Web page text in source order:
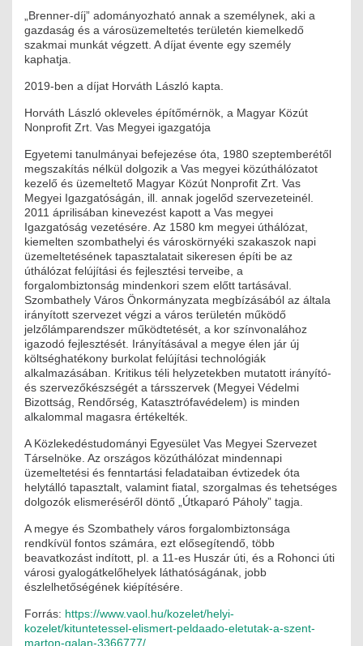
ELEKTROTECHNIKAI
ÉPÜLETGÉPÉSZETI
GEODÉZIAI ÉS GEOINFORMATIKAI
KÖRNYEZETVÉDELMI
KÖZLEKEDÉSI
TARTÓSZERKEZETI
VÍZÉPÍTÉSI ÉS VÍZGAZDÁLKODÁSI
HÍRKÖZLÉSI ÉS INFORMATIKAI
HÍREK
KÉPZÉSEK
TOVÁBBKÉPZÉSI KÖTELEZETTSÉGEK
JOGI KÖTELEZETTSÉGEK
SZAKMAI KÖTELEZETTSÉGEK
MÉRNÖKI VÁLLALKOZÁSOK
SZEMÉLYES PORTFÓLIÓK
KAPCSOLAT
„Brenner-díj” adományozható annak a személynek, aki a
gazdaság és a városüzemeltetés területén kiemelkedő
szakmai munkát végzett. A díjat évente egy személy
kaphatja.
2019-ben a díjat Horváth László kapta.
Horváth László okleveles építőmérnök, a Magyar Közút
Nonprofit Zrt. Vas Megyei igazgatója
Egyetemi tanulmányai befejezése óta, 1980 szeptemberétől
megszakítás nélkül dolgozik a Vas megyei közúthálózatot
kezelő és üzemeltető Magyar Közút Nonprofit Zrt. Vas
Megyei Igazgatóságán, ill. annak jogelőd szervezeteinél.
2011 áprilisában kinevezést kapott a Vas megyei
Igazgatóság vezetésére. Az 1580 km megyei úthálózat,
kiemelten szombathelyi és városkörnyéki szakaszok napi
üzemeltetésének tapasztalatait sikeresen építi be az
úthálózat felújítási és fejlesztési terveibe, a
forgalombiztonság mindenkori szem előtt tartásával.
Szombathely Város Önkormányzata megbízásából az általa
irányított szervezet végzi a város területén működő
jelzőlámparendszer működtetését, a kor színvonalához
igazodó fejlesztését. Irányításával a megye élen jár új
költséghatékony burkolat felújítási technológiák
alkalmazásában. Kritikus téli helyzetekben mutatott irányító-
és szervezőkészségét a társszervek (Megyei Védelmi
Bizottság, Rendőrség, Katasztrófavédelem) is minden
alkalommal magasra értékelték.
A Közlekedéstudományi Egyesület Vas Megyei Szervezet
Társelnöke. Az országos közúthálózat mindennapi
üzemeltetési és fenntartási feladataiban évtizedek óta
helytálló tapasztalt, valamint fiatal, szorgalmas és tehetséges
dolgozók elismeréséről döntő „Útkaparó Páholy” tagja.
A megye és Szombathely város forgalombiztonsága
rendkívül fontos számára, ezt elősegítendő, több
beavatkozást indított, pl. a 11-es Huszár úti, és a Rohonci úti
városi gyalogátkelőhelyek láthatóságának, jobb
észlelhetőségének kiépítésére.
Forrás: https://www.vaol.hu/kozelet/helyi-
kozelet/kituntetessel-elismert-peldaado-eletutak-a-szent-
marton-galan-3366777/